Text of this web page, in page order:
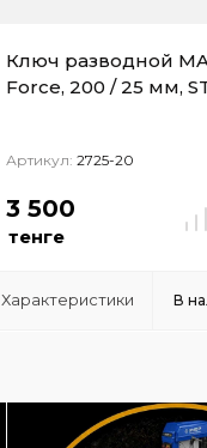
Ключ разводной
Force, 200 / 25 мм,
Артикул: 2725-20
3 500
тенге
Характеристики В